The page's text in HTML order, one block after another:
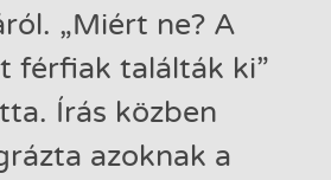
„Miért ne? A
férfiak találták ki”
Írás közben
azoknak a